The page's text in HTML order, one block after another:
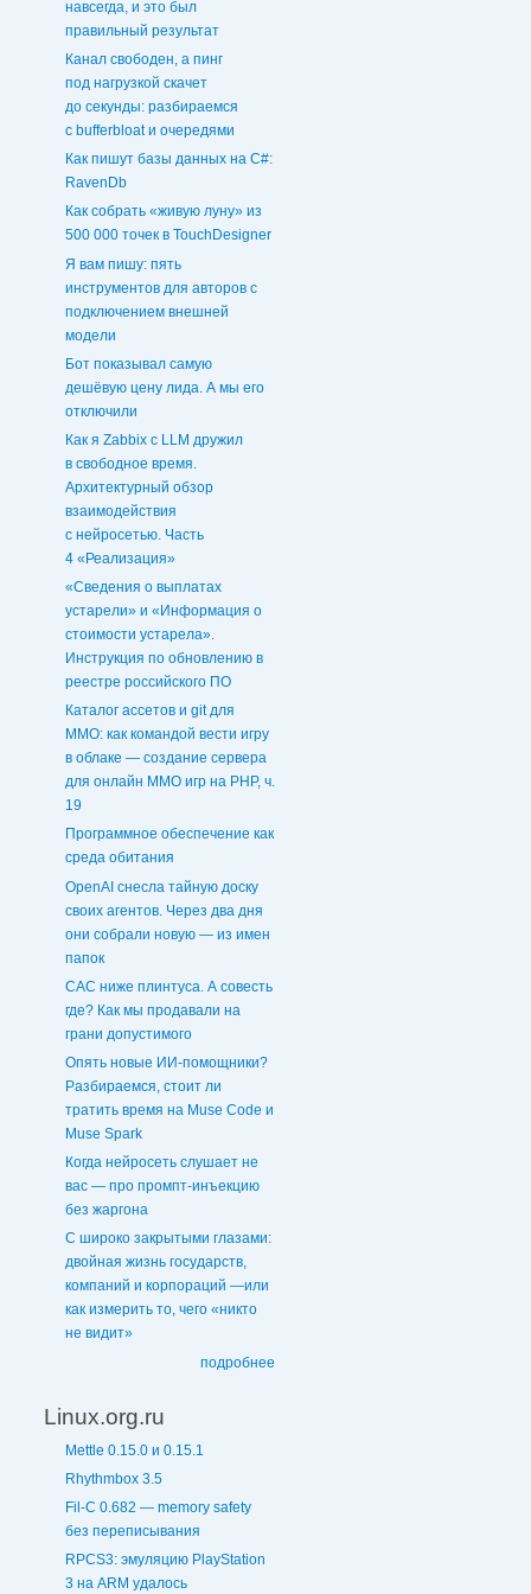
навсегда, и это был
правильный результат
Канал свободен, а пинг
под нагрузкой скачет
до секунды: разбираемся
с bufferbloat и очередями
Как пишут базы данных на C#:
RavenDb
Как собрать «живую луну» из
500 000 точек в TouchDesigner
Я вам пишу: пять
инструментов для авторов с
подключением внешней
модели
Бот показывал самую
дешёвую цену лида. А мы его
отключили
Как я Zabbix с LLM дружил
в свободное время.
Архитектурный обзор
взаимодействия
с нейросетью. Часть
4 «Реализация»
«Сведения о выплатах
устарели» и «Информация о
стоимости устарела».
Инструкция по обновлению в
реестре российского ПО
Каталог ассетов и git для
MMO: как командой вести игру
в облаке — создание сервера
для онлайн ММО игр на PHP, ч.
19
Программное обеспечение как
среда обитания
OpenAI снесла тайную доску
своих агентов. Через два дня
они собрали новую — из имен
папок
CAC ниже плинтуса. А совесть
где? Как мы продавали на
грани допустимого
Опять новые ИИ-помощники?
Разбираемся, стоит ли
тратить время на Muse Code и
Muse Spark
Когда нейросеть слушает не
вас — про промпт-инъекцию
без жаргона
С широко закрытыми глазами:
двойная жизнь государств,
компаний и корпораций —или
как измерить то, чего «никто
не видит»
подробнее
Linux.org.ru
Mettle 0.15.0 и 0.15.1
Rhythmbox 3.5
Fil-C 0.682 — memory safety
без переписывания
RPCS3: эмуляцию PlayStation
3 на ARM удалось